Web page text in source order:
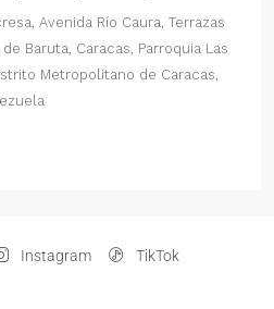
Avenida Río Caura, Terrazas
Baruta, Caracas, Parroquia Las
Metropolitano de Caracas,
Instagram TikTok